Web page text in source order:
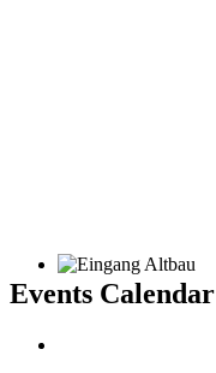
Events Calendar